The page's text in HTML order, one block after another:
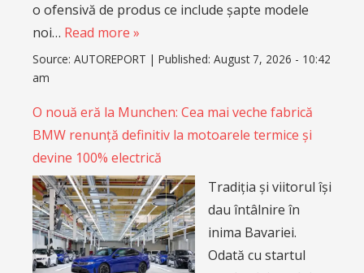
o ofensivă de produs ce include șapte modele
noi… Read more »
Source: AUTOREPORT | Published: August 7, 2026 - 10:42
am
O nouă eră la Munchen: Cea mai veche fabrică
BMW renunță definitiv la motoarele termice și
devine 100% electrică
Tradiția și viitorul își
dau întâlnire în
inima Bavariei.
Odată cu startul